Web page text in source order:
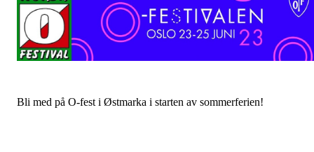
Bli med på O-fest i Østmarka i starten av sommerferien!